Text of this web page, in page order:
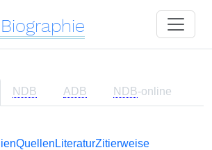
Biographie
NDB ADB NDB-online
Quellen LiteraturZitierweise